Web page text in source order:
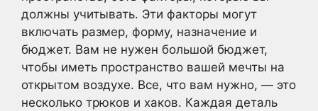
должны учитывать. Эти факторы могут
включать размер, форму, назначение и
бюджет. Вам не нужен большой бюджет,
чтобы иметь пространство вашей мечты на
открытом воздухе. Все, что вам нужно, — это
несколько трюков и хаков. Каждая деталь